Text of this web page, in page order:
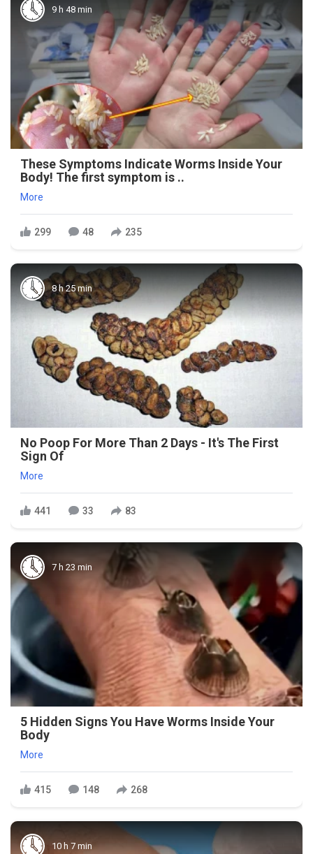
9 h 48 min
These Symptoms Indicate Worms Inside Your
Body! The first symptom is ..
More
299 48 235
8 h 25 min
No Poop For More Than 2 Days - It's The First
Sign Of
More
441 33 83
7 h 23 min
5 Hidden Signs You Have Worms Inside Your
Body
More
415 148 268
10 h 7 min